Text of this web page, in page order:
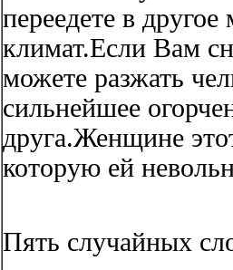
переедете в
климат.Если Вам
можете разжать
сильнейшее
друга.Женщине
которую ей
Пять случайных